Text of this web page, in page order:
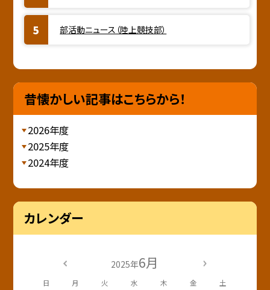
部活動ニュース（陸上競技部）
昔懐かしい記事はこちらから！
2026年度
2025年度
2024年度
カレンダー
2025年6月
日 月 火 水 木 金 土